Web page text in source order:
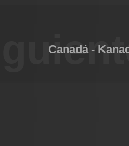
Canadá -